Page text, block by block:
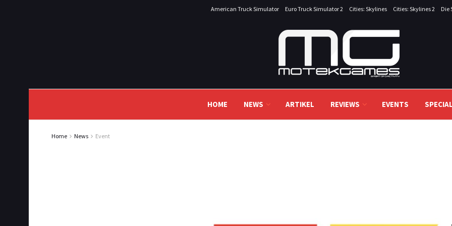
American Truck Simulator Euro Truck Simulator 2 Cities: Skylines Cities: Skylines 2 Die
HOME NEWS ARTIKEL REVIEWS EVENTS
Home News Event